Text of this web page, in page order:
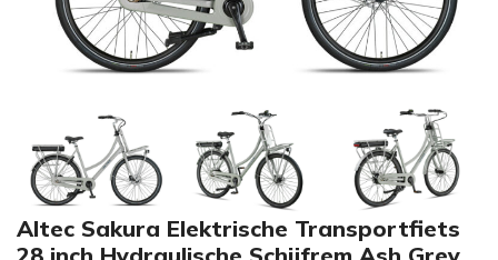
Altec Sakura Elektrische Transportfiets